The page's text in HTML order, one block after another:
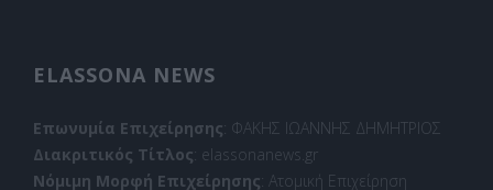
ELASSONA NEWS
Επωνυμία Επιχείρησης: ΦΑΚΗΣ ΙΩΑΝΝΗΣ ΔΗΜΗΤΡΙΟΣ
Διακριτικός Τίτλος: elassonanews.gr
Νόμιμη Μορφή Επιχείρησης: Ατομική Επιχείρηση